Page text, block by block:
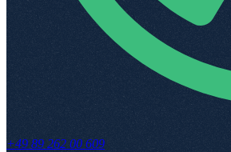
+49 89 262 00 609